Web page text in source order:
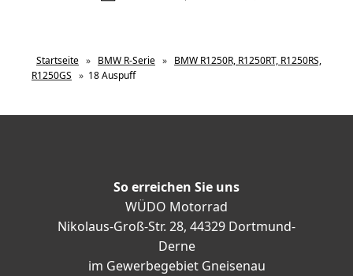
Startseite » BMW R-Serie » BMW R1250R, R1250RT, R1250RS,
R1250GS » 18 Auspuff
So erreichen Sie uns
WÜDO Motorrad
Nikolaus-Groß-Str. 28, 44329 Dortmund-
Derne
im Gewerbegebiet Gneisenau